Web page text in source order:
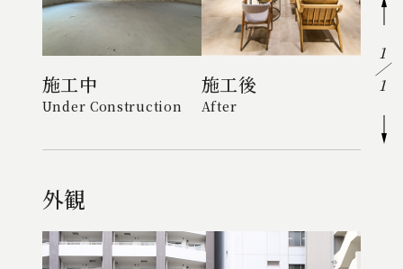
施工中
Under Construction
施工後
After
外観
施工中
Under Construction
施工後
After
外観
施工中
Under Construction
施工後
After
外観
1
1